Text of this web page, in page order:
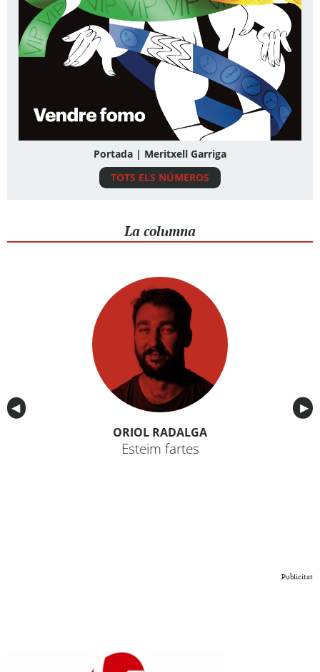
Portada | Meritxell Garriga
TOTS ELS NÚMEROS
La columna
Anterior
◀︎ ▶︎
ORIOL RADALGA
Esteim fartes
Publicitat